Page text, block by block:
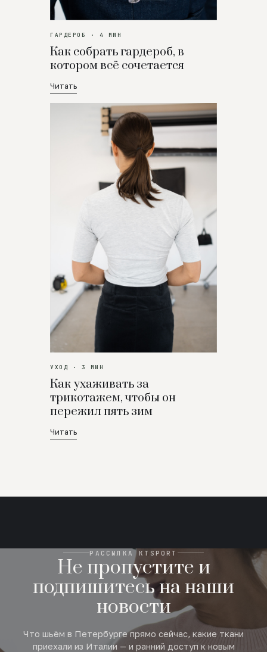
ГАРДЕРОБ · 4 МИН
Как собрать гардероб, в
котором всё сочетается
Читать
УХОД · 3 МИН
Как ухаживать за
трикотажем, чтобы он
пережил пять зим
Читать
РАССЫЛКА KTSPORT
Не пропустите и
подпишитесь на наши
новости
Что шьём в Петербурге прямо сейчас, какие ткани
приехали из Италии — и ранний доступ к новым